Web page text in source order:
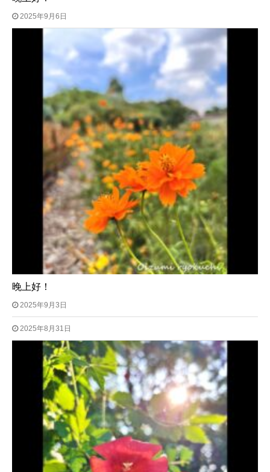
2025年9月6日
晚上好！
2025年9月3日
2025年8月31日